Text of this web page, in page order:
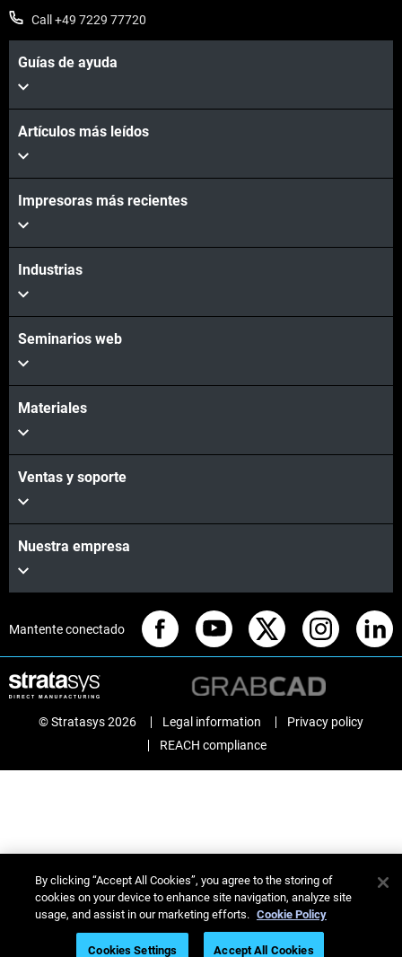
Call +49 7229 77720
Guías de ayuda
Artículos más leídos
Impresoras más recientes
Industrias
Seminarios web
Materiales
Ventas y soporte
Nuestra empresa
Mantente conectado
© Stratasys 2026 Legal information
Privacy policy
REACH compliance
By clicking “Accept All Cookies”, you agree to the storing of
cookies on your device to enhance site navigation, analyze site
usage, and assist in our marketing efforts. Cookie Policy
Cookies Settings Accept All Cookies